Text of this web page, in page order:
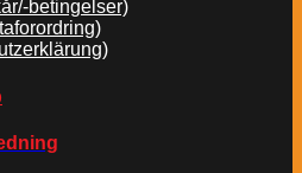
betingelser)